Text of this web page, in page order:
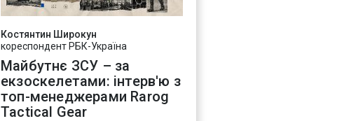
Костянтин Широкун
кореспондент РБК-Україна
Майбутнє ЗСУ – за
екзоскелетами: інтерв'ю з
топ-менеджерами Rarog
Tactical Gear